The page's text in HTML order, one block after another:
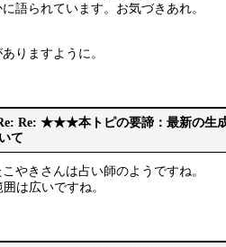
語られています。お気づきあれ。
りますように。
Re: ★★★本トピの要諦：最新の生
て
やきさんは占い師のようですね。
は広いですね。